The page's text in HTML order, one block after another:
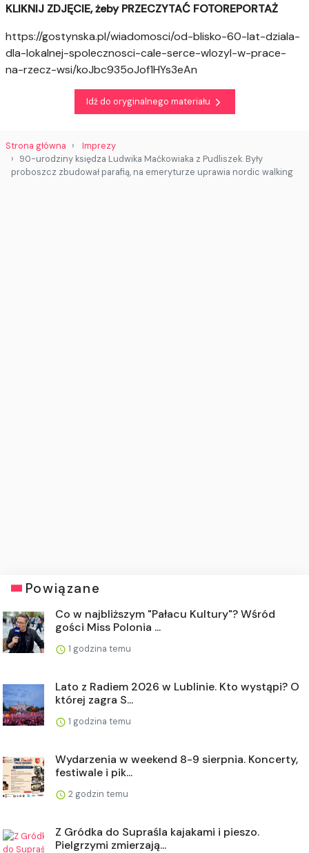
KLIKNIJ ZDJĘCIE, żeby PRZECZYTAĆ FOTOREPORTAŻ
https://gostynska.pl/wiadomosci/od-blisko-60-lat-dziala-
dla-lokalnej-spolecznosci-cale-serce-wlozyl-w-prace-
na-rzecz-wsi/koJbc935oJof1HYs3eAn
Idź do oryginalnego materiału
Strona główna
Imprezy
90-urodziny księdza Ludwika Maćkowiaka z Pudliszek. Były
proboszcz zbudował parafią, na emeryturze uprawia nordic walking
Powiązane
Co w najbliższym "Pałacu Kultury"? Wśród
gości Miss Polonia ...
1 godzina temu
Lato z Radiem 2026 w Lublinie. Kto wystąpi? O
której zagra S...
1 godzina temu
Wydarzenia w weekend 8-9 sierpnia. Koncerty,
festiwale i pik...
2 godzin temu
Z Gródka do Supraśla kajakami i pieszo.
Pielgrzymi zmierzają...